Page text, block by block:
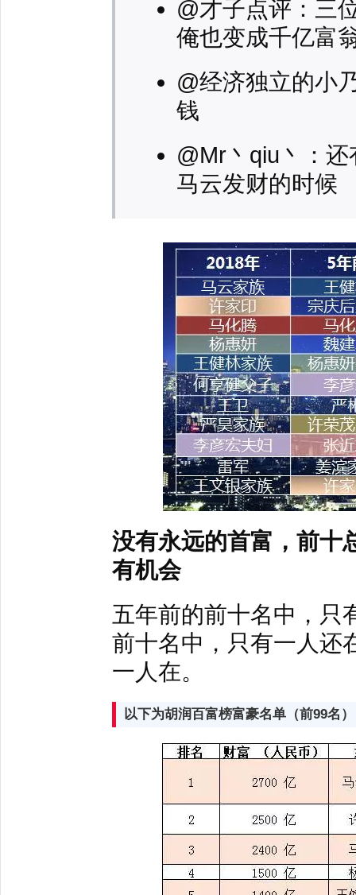
@才子点评：三
俺也变成千亿富
@经济独立的小
钱
@Mr丶qiu丶：
马云发财的时候
没有永远的首富，前十
有机会
五年前的前十名中，只
前十名中，只有一人还
一人在。
以下为胡润百富榜富豪名单（前99名